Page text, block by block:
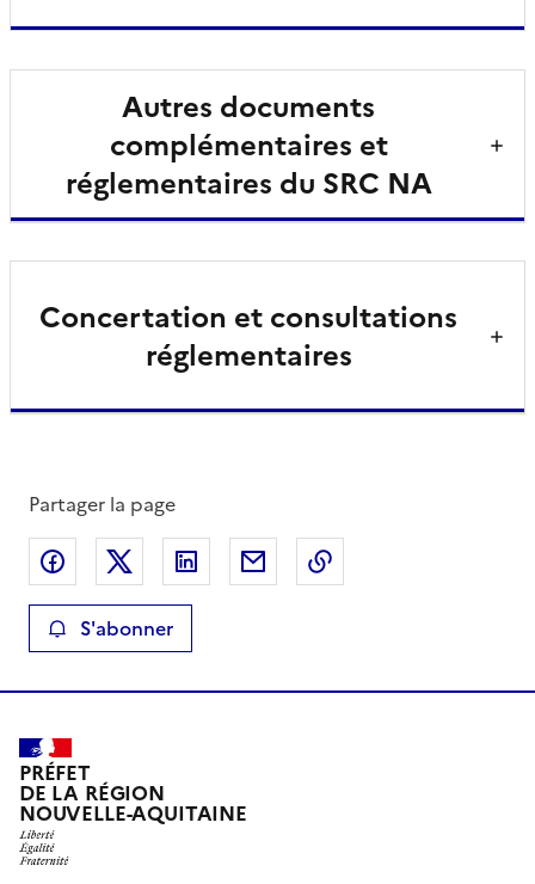
Autres documents
complémentaires et
réglementaires du SRC NA
Concertation et consultations
réglementaires
Partager la page
Partager sur Facebook
Partager sur XPartager sur LinkedIn
Partager par email
S'abonner
PRÉFET
DE LA RÉGION
NOUVELLE-AQUITAINE